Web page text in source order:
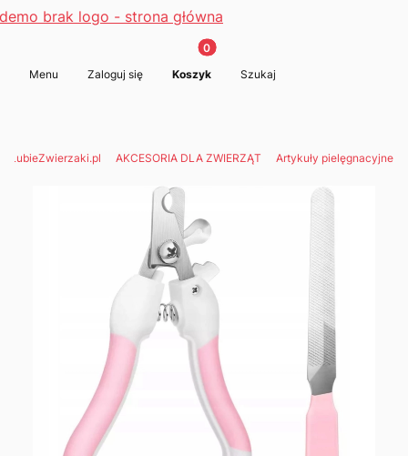
Menu Zaloguj się
Produkty w koszyku: 0. Zobacz
Koszyk Szukaj
LubieZwierzaki.pl AKCESORIA DLA ZWIERZĄT Artykuły pielęgnacyjne